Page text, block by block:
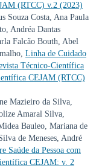
(RTCC) v.2 (2023)
Souza Costa, Ana Paula
Andréa Dantas
Falcão Bouth, Abel
Linha de Cuidado
Técnico-Científica
CEJAM (RTCC)
Mazieiro da Silva,
Amaral Silva,
Bauleo, Mariana de
de Meneses, André
Saúde da Pessoa com
CEJAM: v. 2